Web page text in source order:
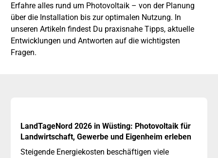
Erfahre alles rund um Photovoltaik – von der Planung
über die Installation bis zur optimalen Nutzung. In
unseren Artikeln findest Du praxisnahe Tipps, aktuelle
Entwicklungen und Antworten auf die wichtigsten
Fragen.
LandTageNord 2026 in Wüsting: Photovoltaik für
Landwirtschaft, Gewerbe und Eigenheim erleben
Steigende Energiekosten beschäftigen viele